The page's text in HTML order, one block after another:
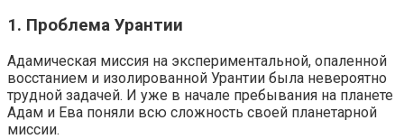
1. Проблема Урантии
Адамическая миссия на экспериментальной, опаленной
восстанием и изолированной Урантии была невероятно
трудной задачей. И уже в начале пребывания на планете
Адам и Ева поняли всю сложность своей планетарной
миссии.